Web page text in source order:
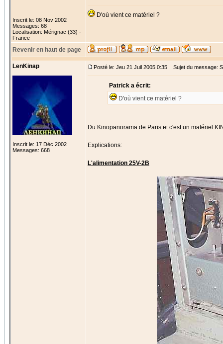
Inscrit le: 08 Nov 2002
Messages: 68
Localisation: Mérignac (33) -
France
D'où vient ce matériel ?
Revenir en haut de page
LenKinap
Inscrit le: 17 Déc 2002
Messages: 668
Posté le: Jeu 21 Juil 2005 0:35 Sujet du message:
Patrick a écrit:
D'où vient ce matériel ?
Du Kinopanorama de Paris et c'est un matériel
Explications:
L'alimentation 25V-2B